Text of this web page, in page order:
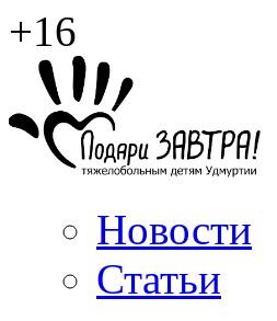
+16
Новости
Статьи